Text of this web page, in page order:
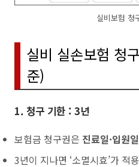
실비보험 청
실비 실손보험 청
준)
1. 청구 기한 : 3년
보험금 청구권은 진료일·입원
3년이 지나면 ‘소멸시효’가 적